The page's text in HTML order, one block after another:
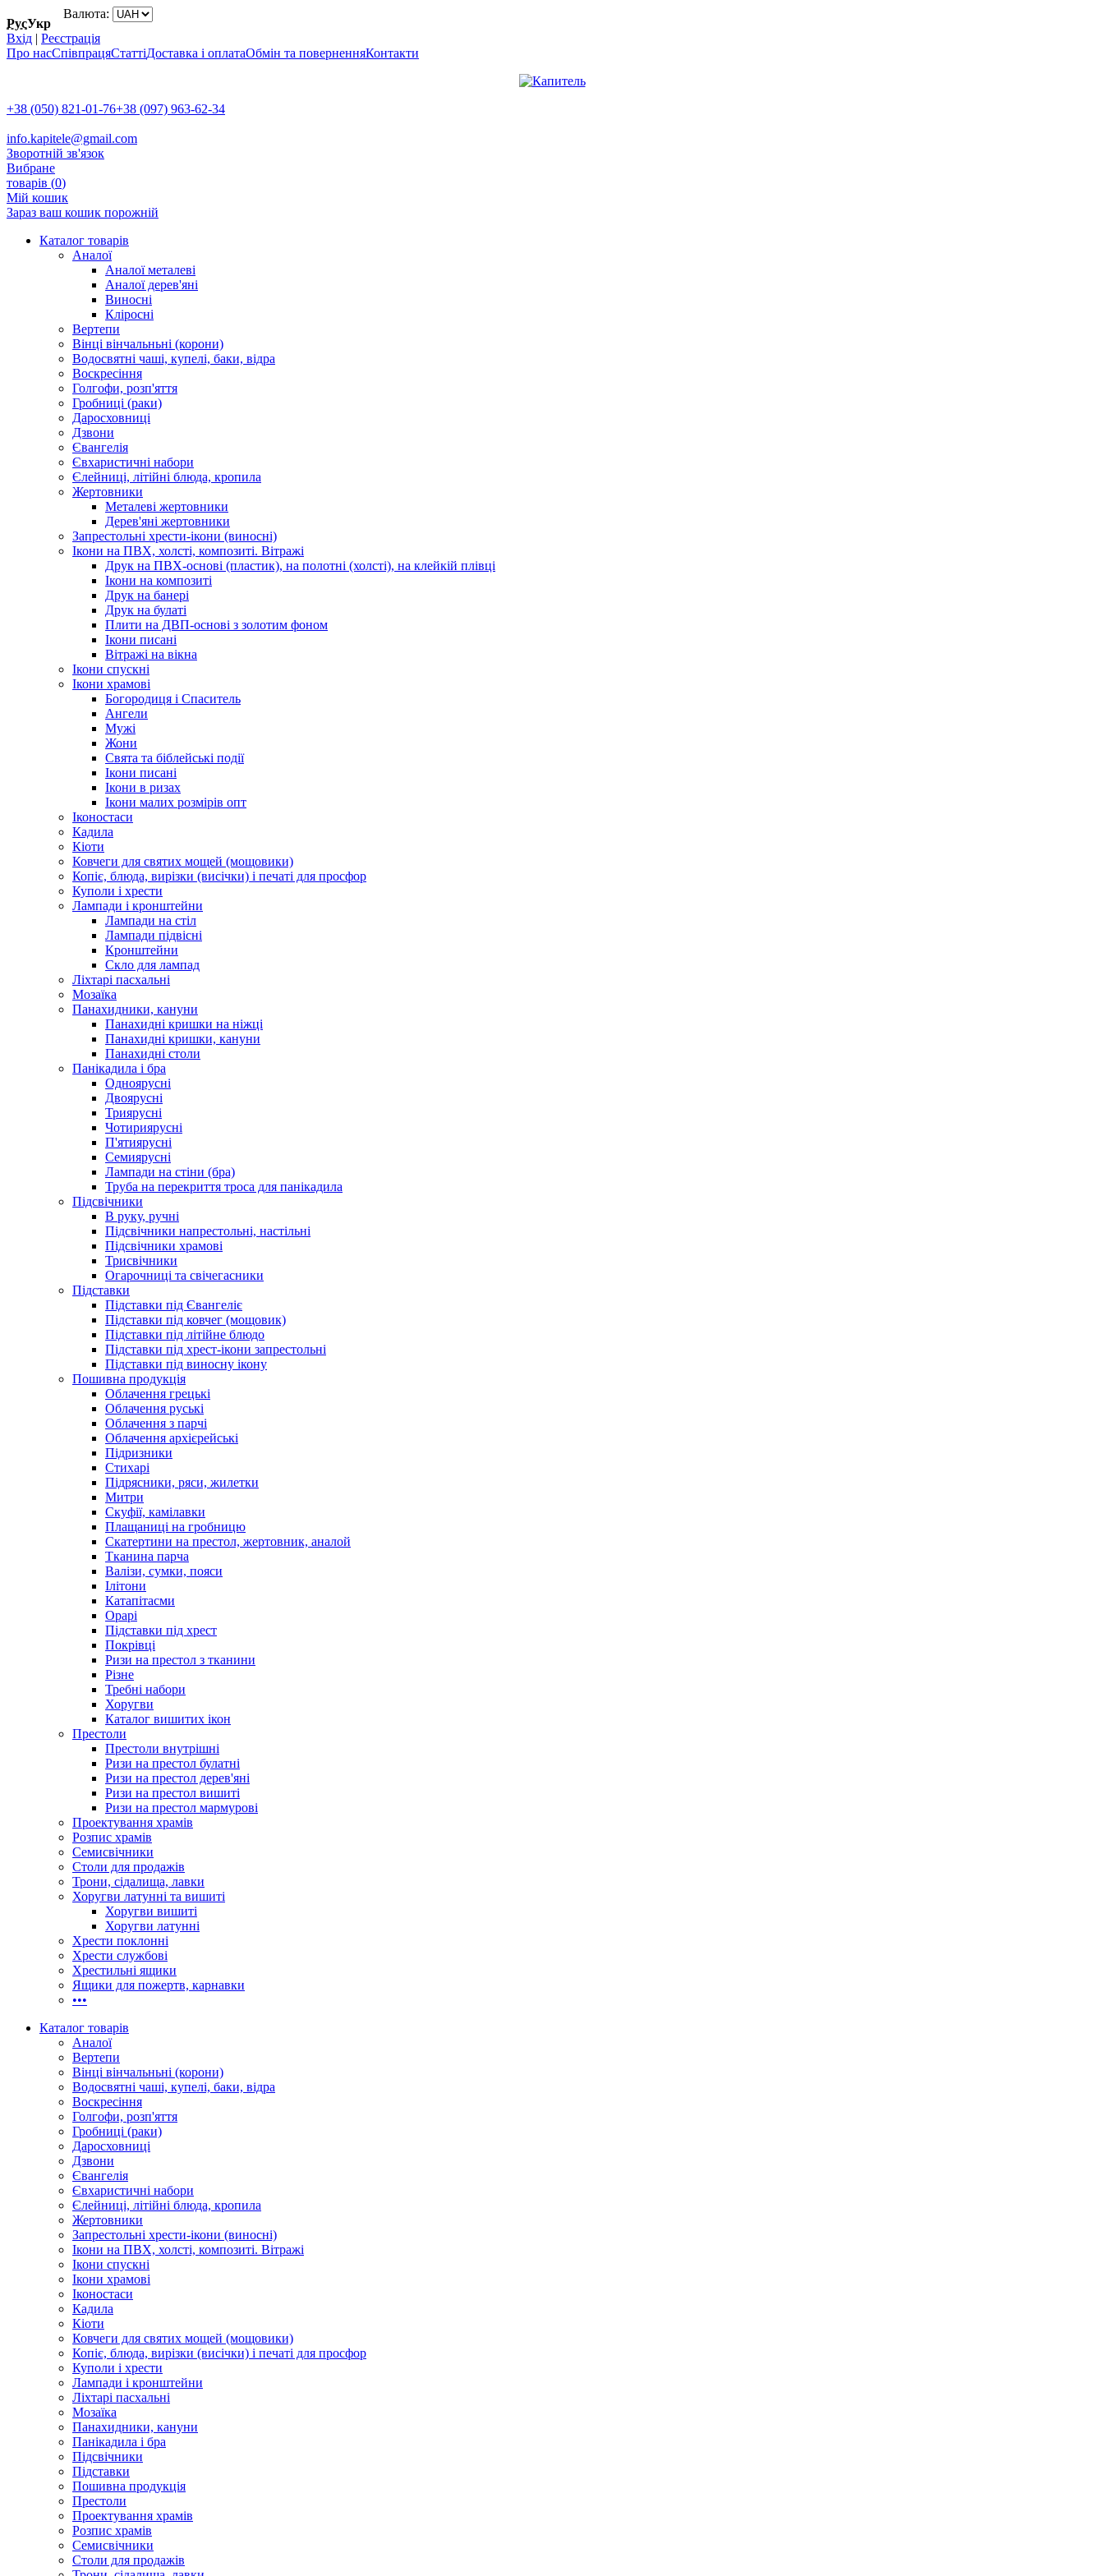
РусУкр
Валюта:
Вхід | Реєстрація
Про насСпівпрацяСтаттіДоставка і оплатаОбмін та поверненняКонтакти
+38 (050) 821-01-76+38 (097) 963-62-34
info.kapitele@gmail.com
Зворотній зв'язок
Вибране
товарів (0)
Мій кошик
Зараз ваш кошик порожній
Каталог товарів
Аналої
Аналої металеві
Аналої дерев'яні
Виносні
Кліросні
Вертепи
Вінці вінчальньні (корони)
Водосвятні чаші, купелі, баки, відра
Воскресіння
Голгофи, розп'яття
Гробниці (раки)
Даросховниці
Дзвони
Євангелія
Євхаристичні набори
Єлейниці, літійні блюда, кропила
Жертовники
Металеві жертовники
Дерев'яні жертовники
Запрестольні хрести-ікони (виносні)
Ікони на ПВХ, холсті, композиті. Вітражі
Друк на ПВХ-основі (пластик), на полотні (холсті), на клейкій плівці
Ікони на композиті
Друк на банері
Друк на булаті
Плити на ДВП-основі з золотим фоном
Ікони писані
Вітражі на вікна
Ікони спускні
Ікони храмові
Богородиця і Спаситель
Ангели
Мужі
Жони
Свята та біблейські події
Ікони писані
Ікони в ризах
Ікони малих розмірів опт
Іконостаси
Кадила
Кіоти
Ковчеги для святих мощей (мощовики)
Копіє, блюда, вирізки (висічки) і печаті для просфор
Куполи і хрести
Лампади і кронштейни
Лампади на стіл
Лампади підвісні
Кронштейни
Скло для лампад
Ліхтарі пасхальні
Мозаїка
Панахидники, кануни
Панахидні кришки на ніжці
Панахидні кришки, кануни
Панахидні столи
Панікадила і бра
Одноярусні
Двоярусні
Триярусні
Чотириярусні
П'ятиярусні
Семиярусні
Лампади на стіни (бра)
Труба на перекриття троса для панікадила
Підсвічники
В руку, ручні
Підсвічники напрестольні, настільні
Підсвічники храмові
Трисвічники
Огарочниці та свічегасники
Підставки
Підставки під Євангеліє
Підставки під ковчег (мощовик)
Підставки під літійне блюдо
Підставки під хрест-ікони запрестольні
Підставки під виносну ікону
Пошивна продукція
Облачення грецькі
Облачення руські
Облачення з парчі
Облачення архієрейські
Підризники
Стихарі
Підрясники, ряси, жилетки
Митри
Скуфії, камілавки
Плащаниці на гробницю
Скатертини на престол, жертовник, аналой
Тканина парча
Валізи, сумки, пояси
Ілітони
Катапітасми
Орарі
Підставки під хрест
Покрівці
Ризи на престол з тканини
Різне
Требні набори
Хоругви
Каталог вишитих ікон
Престоли
Престоли внутрішні
Ризи на престол булатні
Ризи на престол дерев'яні
Ризи на престол вишиті
Ризи на престол мармурові
Проектування храмів
Розпис храмів
Семисвічники
Столи для продажів
Трони, сідалища, лавки
Хоругви латунні та вишиті
Хоругви вишиті
Хоругви латунні
Хрести поклонні
Хрести службові
Хрестильні ящики
Ящики для пожертв, карнавки
•••
Каталог товарів
Аналої
Вертепи
Вінці вінчальньні (корони)
Водосвятні чаші, купелі, баки, відра
Воскресіння
Голгофи, розп'яття
Гробниці (раки)
Даросховниці
Дзвони
Євангелія
Євхаристичні набори
Єлейниці, літійні блюда, кропила
Жертовники
Запрестольні хрести-ікони (виносні)
Ікони на ПВХ, холсті, композиті. Вітражі
Ікони спускні
Ікони храмові
Іконостаси
Кадила
Кіоти
Ковчеги для святих мощей (мощовики)
Копіє, блюда, вирізки (висічки) і печаті для просфор
Куполи і хрести
Лампади і кронштейни
Ліхтарі пасхальні
Мозаїка
Панахидники, кануни
Панікадила і бра
Підсвічники
Підставки
Пошивна продукція
Престоли
Проектування храмів
Розпис храмів
Семисвічники
Столи для продажів